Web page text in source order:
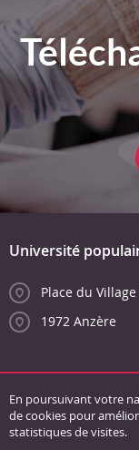
Université
Place du Village
1972 Anzère
En poursuivant votre
de cookies pour
statistiques de visites.